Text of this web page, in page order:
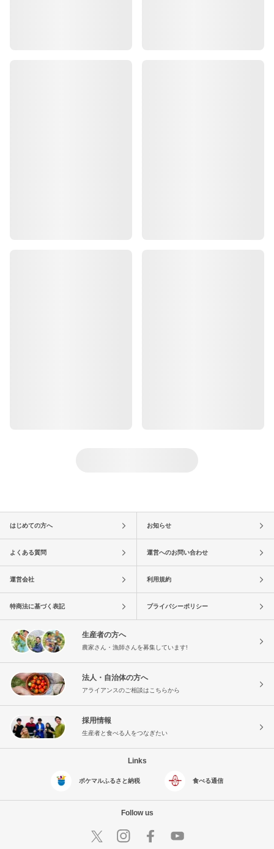
はじめての方へ お知らせ
よくある質問 運営へのお問い合わせ
運営会社 利用規約
特商法に基づく表記 プライバシーポリシー
生産者の方へ
農家さん・漁師さんを募集しています!
法人・自治体の方へ
アライアンスのご相談はこちらから
採用情報
生産者と食べる人をつなぎたい
Links
ポケマルふるさと納税 食べる通信
Follow us